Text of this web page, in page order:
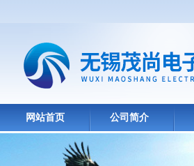
网站首页 公司简介